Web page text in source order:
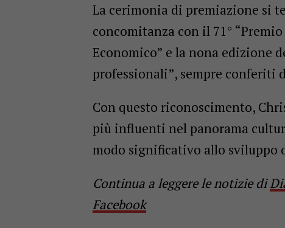
La cerimonia di premiazione si
concomitanza con il 71°
Economico” e la nona edizione
professionali”, sempre conferiti
Con questo riconoscimento,
più influenti nel panorama
modo significativo allo sviluppo
Continua a leggere le notizie di
Facebook